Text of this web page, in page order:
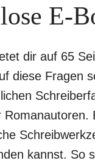
E-
dir auf 65
diese Fragen
Romanautoren.
kannst. So